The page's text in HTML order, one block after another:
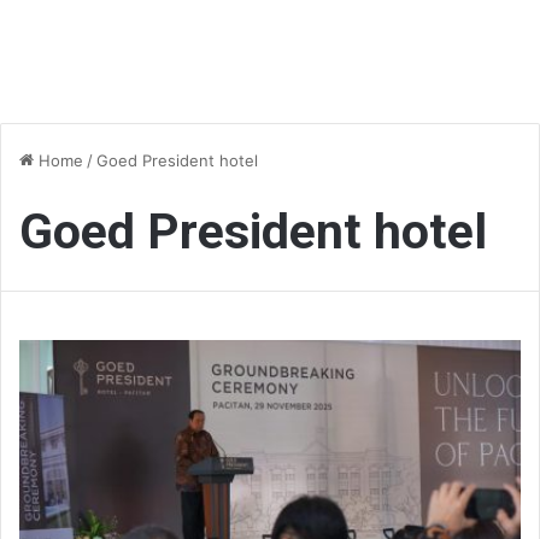
Home /Goed President hotel
Goed President hotel